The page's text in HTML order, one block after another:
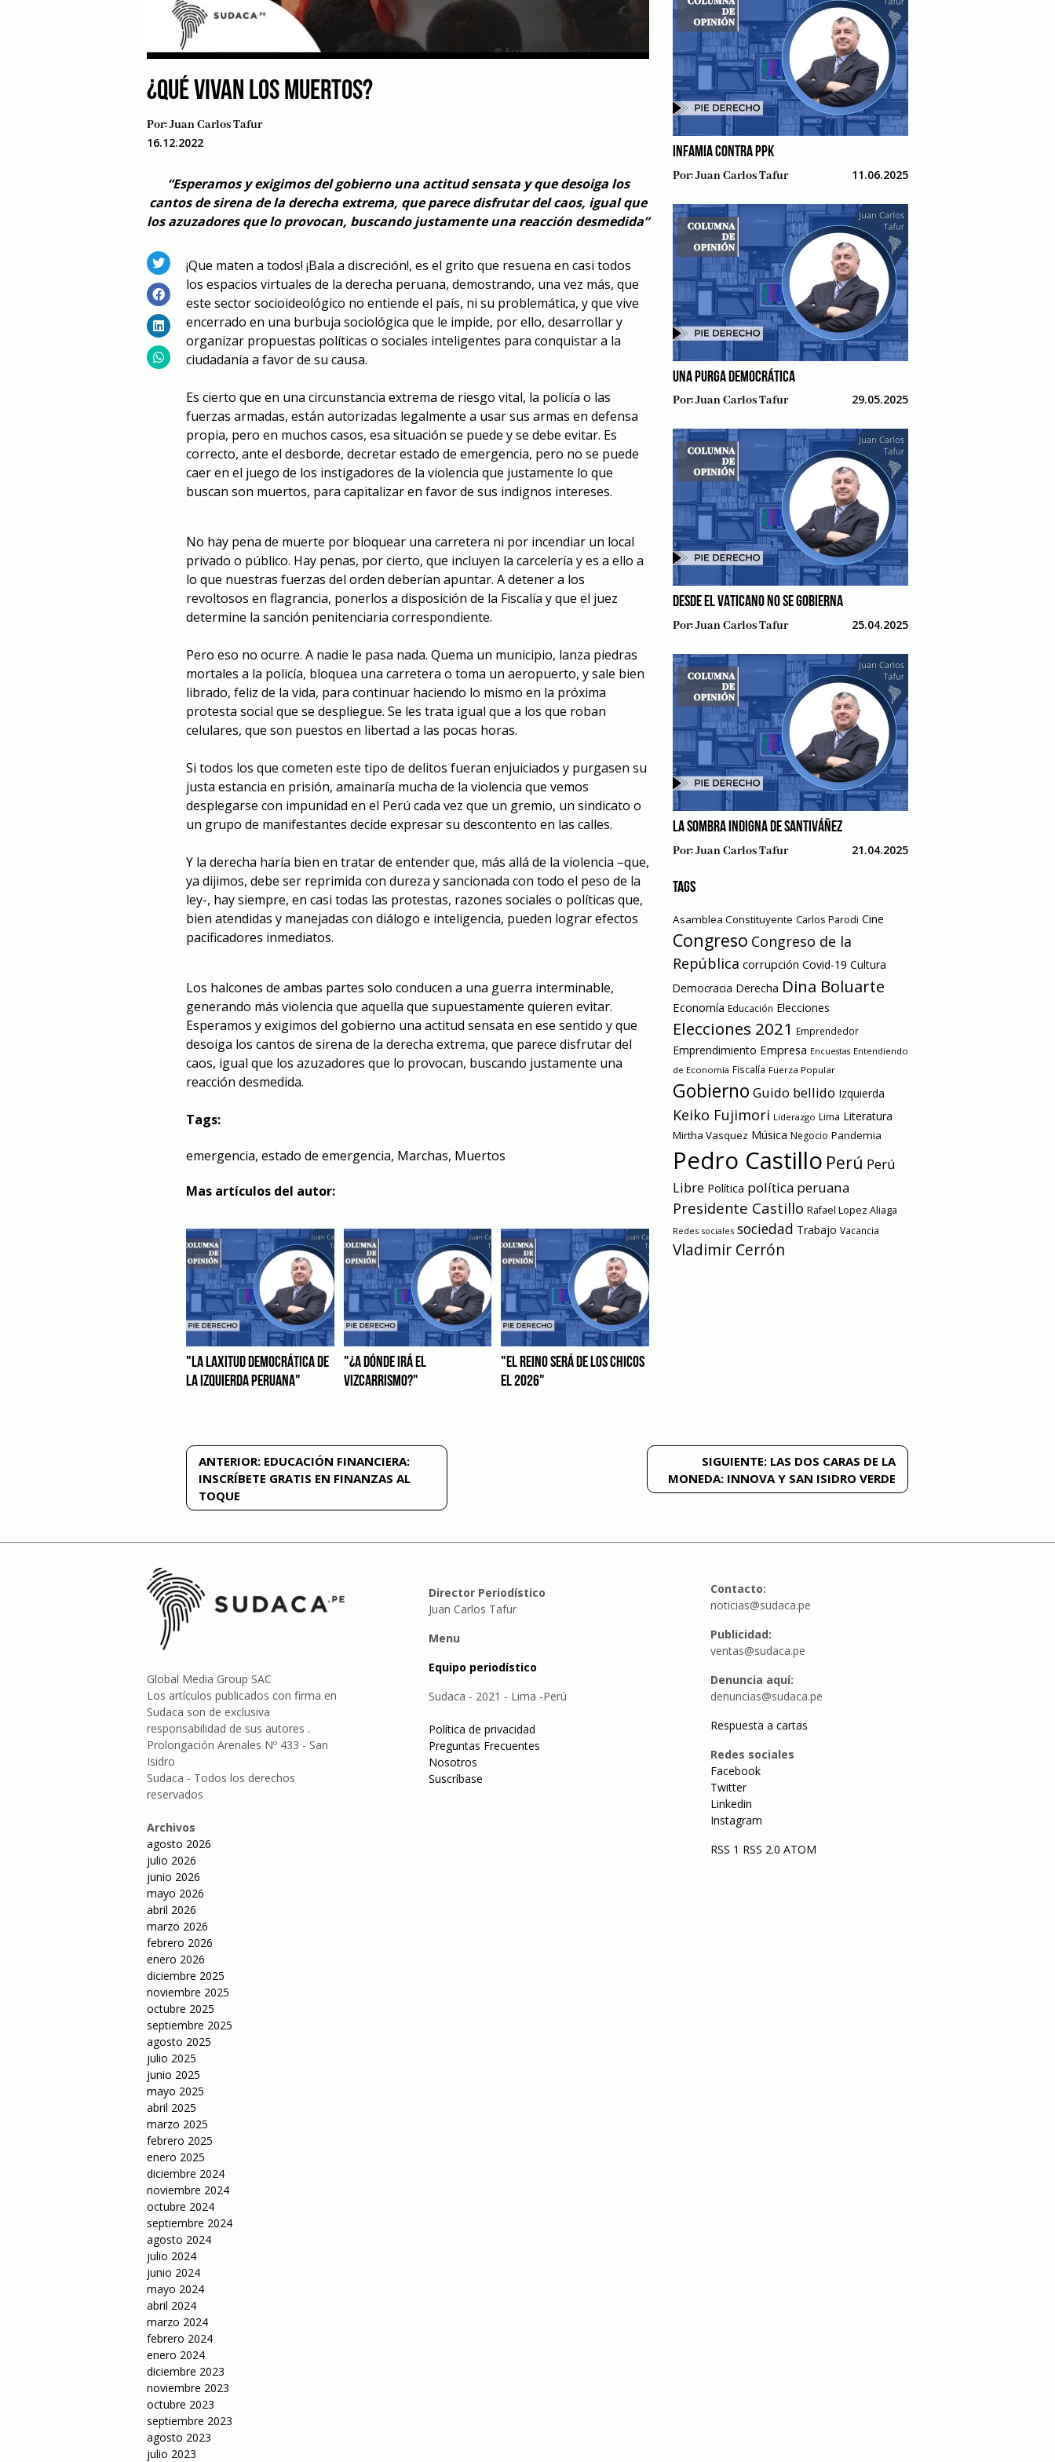
¿QUÉ VIVAN LOS MUERTOS?
Por:Juan Carlos Tafur
16.12.2022
“Esperamos y exigimos del gobierno una actitud sensata y que desoiga los
cantos de sirena de la derecha extrema, que parece disfrutar del caos, igual que
los azuzadores que lo provocan, buscando justamente una reacción desmedida”
¡Que maten a todos! ¡Bala a discreción!, es el grito que resuena en casi todos
los espacios virtuales de la derecha peruana, demostrando, una vez más, que
este sector socioideológico no entiende el país, ni su problemática, y que vive
encerrado en una burbuja sociológica que le impide, por ello, desarrollar y
organizar propuestas políticas o sociales inteligentes para conquistar a la
ciudadanía a favor de su causa.
Es cierto que en una circunstancia extrema de riesgo vital, la policía o las
fuerzas armadas, están autorizadas legalmente a usar sus armas en defensa
propia, pero en muchos casos, esa situación se puede y se debe evitar. Es
correcto, ante el desborde, decretar estado de emergencia, pero no se puede
caer en el juego de los instigadores de la violencia que justamente lo que
buscan son muertos, para capitalizar en favor de sus indignos intereses.
No hay pena de muerte por bloquear una carretera ni por incendiar un local
privado o público. Hay penas, por cierto, que incluyen la carcelería y es a ello a
lo que nuestras fuerzas del orden deberían apuntar. A detener a los
revoltosos en flagrancia, ponerlos a disposición de la Fiscalía y que el juez
determine la sanción penitenciaria correspondiente.
Pero eso no ocurre. A nadie le pasa nada. Quema un municipio, lanza piedras
mortales a la policía, bloquea una carretera o toma un aeropuerto, y sale bien
librado, feliz de la vida, para continuar haciendo lo mismo en la próxima
protesta social que se despliegue. Se les trata igual que a los que roban
celulares, que son puestos en libertad a las pocas horas.
Si todos los que cometen este tipo de delitos fueran enjuiciados y purgasen su
justa estancia en prisión, amainaría mucha de la violencia que vemos
desplegarse con impunidad en el Perú cada vez que un gremio, un sindicato o
un grupo de manifestantes decide expresar su descontento en las calles.
Y la derecha haría bien en tratar de entender que, más allá de la violencia –que,
ya dijimos, debe ser reprimida con dureza y sancionada con todo el peso de la
ley-, hay siempre, en casi todas las protestas, razones sociales o políticas que,
bien atendidas y manejadas con diálogo e inteligencia, pueden lograr efectos
pacificadores inmediatos.
Los halcones de ambas partes solo conducen a una guerra interminable,
generando más violencia que aquella que supuestamente quieren evitar.
Esperamos y exigimos del gobierno una actitud sensata en ese sentido y que
desoiga los cantos de sirena de la derecha extrema, que parece disfrutar del
caos, igual que los azuzadores que lo provocan, buscando justamente una
reacción desmedida.
Tags:
emergencia, estado de emergencia, Marchas, Muertos
Mas artículos del autor:
"LA LAXITUD DEMOCRÁTICA DE
LA IZQUIERDA PERUANA"
"¿A DÓNDE IRÁ EL
VIZCARRISMO?"
"EL REINO SERÁ DE LOS CHICOS
EL 2026"
INFAMIA CONTRA PPK
Por:Juan Carlos Tafur 11.06.2025
UNA PURGA DEMOCRÁTICA
Por:Juan Carlos Tafur 29.05.2025
DESDE EL VATICANO NO SE GOBIERNA
Por:Juan Carlos Tafur 25.04.2025
LA SOMBRA INDIGNA DE SANTIVÁÑEZ
Por:Juan Carlos Tafur 21.04.2025
TAGS
Asamblea Constituyente Carlos Parodi Cine
Congreso Congreso de la
República corrupción Covid-19 Cultura
Democracia Derecha Dina Boluarte
Economía Educación Elecciones
Elecciones 2021 Emprendedor
Emprendimiento Empresa Encuestas Entendiendo
de Economía Fiscalía Fuerza Popular
Gobierno Guido bellido Izquierda
Keiko Fujimori Liderazgo Lima Literatura
Mirtha Vasquez Música Negocio Pandemia
Pedro Castillo Perú Perú
Libre Política política peruana
Presidente Castillo Rafael Lopez Aliaga
Redes sociales sociedad Trabajo Vacancia
Vladimir Cerrón
Navegación
de
entradas
ANTERIOR: EDUCACIÓN FINANCIERA:
INSCRÍBETE GRATIS EN FINANZAS AL
TOQUE
SIGUIENTE: LAS DOS CARAS DE LA
MONEDA: INNOVA Y SAN ISIDRO VERDE
Global Media Group SAC
Los artículos publicados con firma en
Sudaca son de exclusiva
responsabilidad de sus autores .
Prolongación Arenales Nº 433 - San
Isidro
Sudaca - Todos los derechos
reservados
Archivos
agosto 2026
julio 2026
junio 2026
mayo 2026
abril 2026
marzo 2026
febrero 2026
enero 2026
diciembre 2025
noviembre 2025
octubre 2025
septiembre 2025
agosto 2025
julio 2025
junio 2025
mayo 2025
abril 2025
marzo 2025
febrero 2025
enero 2025
diciembre 2024
noviembre 2024
octubre 2024
septiembre 2024
agosto 2024
julio 2024
junio 2024
mayo 2024
abril 2024
marzo 2024
febrero 2024
enero 2024
diciembre 2023
noviembre 2023
octubre 2023
septiembre 2023
agosto 2023
julio 2023
Director Periodístico
Juan Carlos Tafur
Menu
Equipo periodístico
Sudaca - 2021 - Lima -Perú
Política de privacidad
Preguntas Frecuentes
Nosotros
Suscríbase
Contacto:
noticias@sudaca.pe
Publicidad:
ventas@sudaca.pe
Denuncia aquí:
denuncias@sudaca.pe
Respuesta a cartas
Redes sociales
Facebook
Twitter
Linkedin
Instagram
RSS 1 RSS 2.0 ATOM